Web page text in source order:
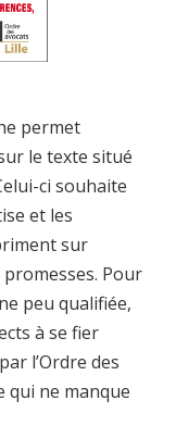
permet
le texte situé
ci souhaite
et les
sur
promesses. Pour
peu qualifiée,
à se fier
l’Ordre des
qui ne manque